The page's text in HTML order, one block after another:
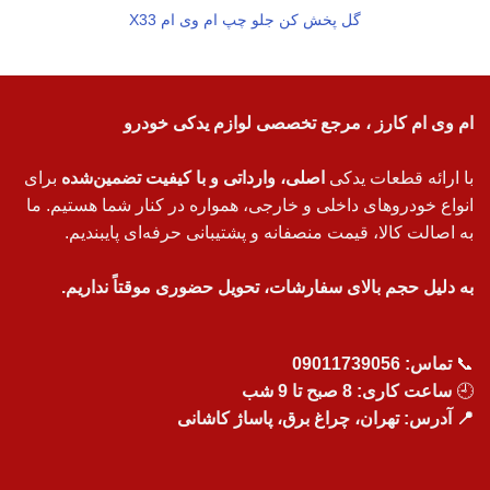
گل پخش کن جلو چپ ام وی ام X33
ام وی ام کارز ، مرجع تخصصی لوازم یدکی خودرو
با ارائه قطعات یدکی اصلی، وارداتی و با کیفیت تضمین‌شده برای
انواع خودروهای داخلی و خارجی، همواره در کنار شما هستیم. ما
به اصالت کالا، قیمت منصفانه و پشتیبانی حرفه‌ای پایبندیم.
به دلیل حجم بالای سفارشات، تحویل حضوری موقتاً نداریم.
📞تماس: 09011739056
🕘 ساعت کاری: 8 صبح تا 9 شب
📍 آدرس: تهران، چراغ برق، پاساژ کاشانی